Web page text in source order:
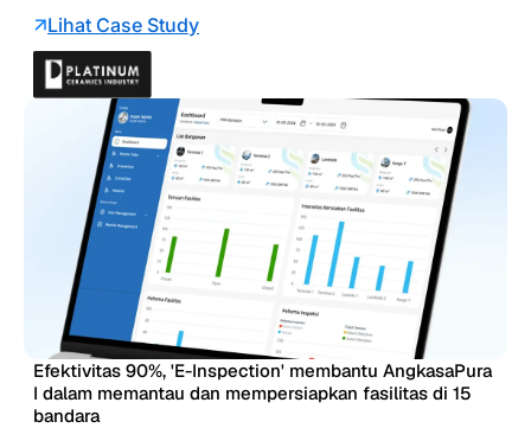
Lihat Case Study
Efektivitas 90%, 'E-Inspection' membantu AngkasaPura
I dalam memantau dan mempersiapkan fasilitas di 15
bandara